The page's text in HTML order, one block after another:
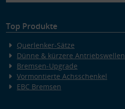
Top Produkte
Querlenker-Sätze
Dünne & kürzere Antriebswellen
Bremsen-Upgrade
Vormontierte Achsschenkel
EBC Bremsen